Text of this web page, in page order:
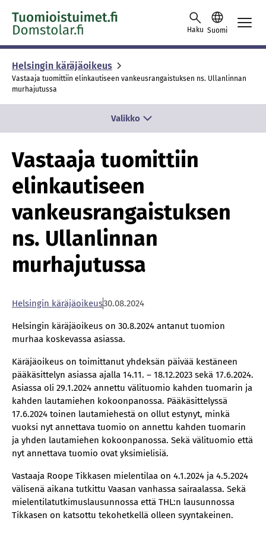
Skip to content -saavutettavuusohje
Haku Suomi
Helsingin käräjäoikeus
Vastaaja tuomittiin elinkautiseen vankeusrangaistuksen ns. Ullanlinnan
murhajutussa
Valikko
Vastaaja tuomittiin
elinkautiseen
vankeusrangaistuksen
ns. Ullanlinnan
murhajutussa
Hel­sin­gin kä­rä­jä­oi­keus30.08.2024
Helsingin käräjäoikeus on 30.8.2024 antanut tuomion
murhaa koskevassa asiassa.
Käräjäoikeus on toimittanut yhdeksän päivää kestäneen
pääkäsittelyn asiassa ajalla 14.11. – 18.12.2023 sekä 17.6.2024.
Asiassa oli 29.1.2024 annettu välituomio kahden tuomarin ja
kahden lautamiehen kokoonpanossa. Pääkäsittelyssä
17.6.2024 toinen lautamiehestä on ollut estynyt, minkä
vuoksi nyt annettava tuomio on annettu kahden tuomarin
ja yhden lautamiehen kokoonpanossa. Sekä välituomio että
nyt annettava tuomio ovat yksimielisiä.
Vastaaja Roope Tikkasen mielentilaa on 4.1.2024 ja 4.5.2024
välisenä aikana tutkittu Vaasan vanhassa sairaalassa. Sekä
mielentilatutkimuslausunnossa että THL:n lausunnossa
Tikkasen on katsottu tekohetkellä olleen syyntakeinen.